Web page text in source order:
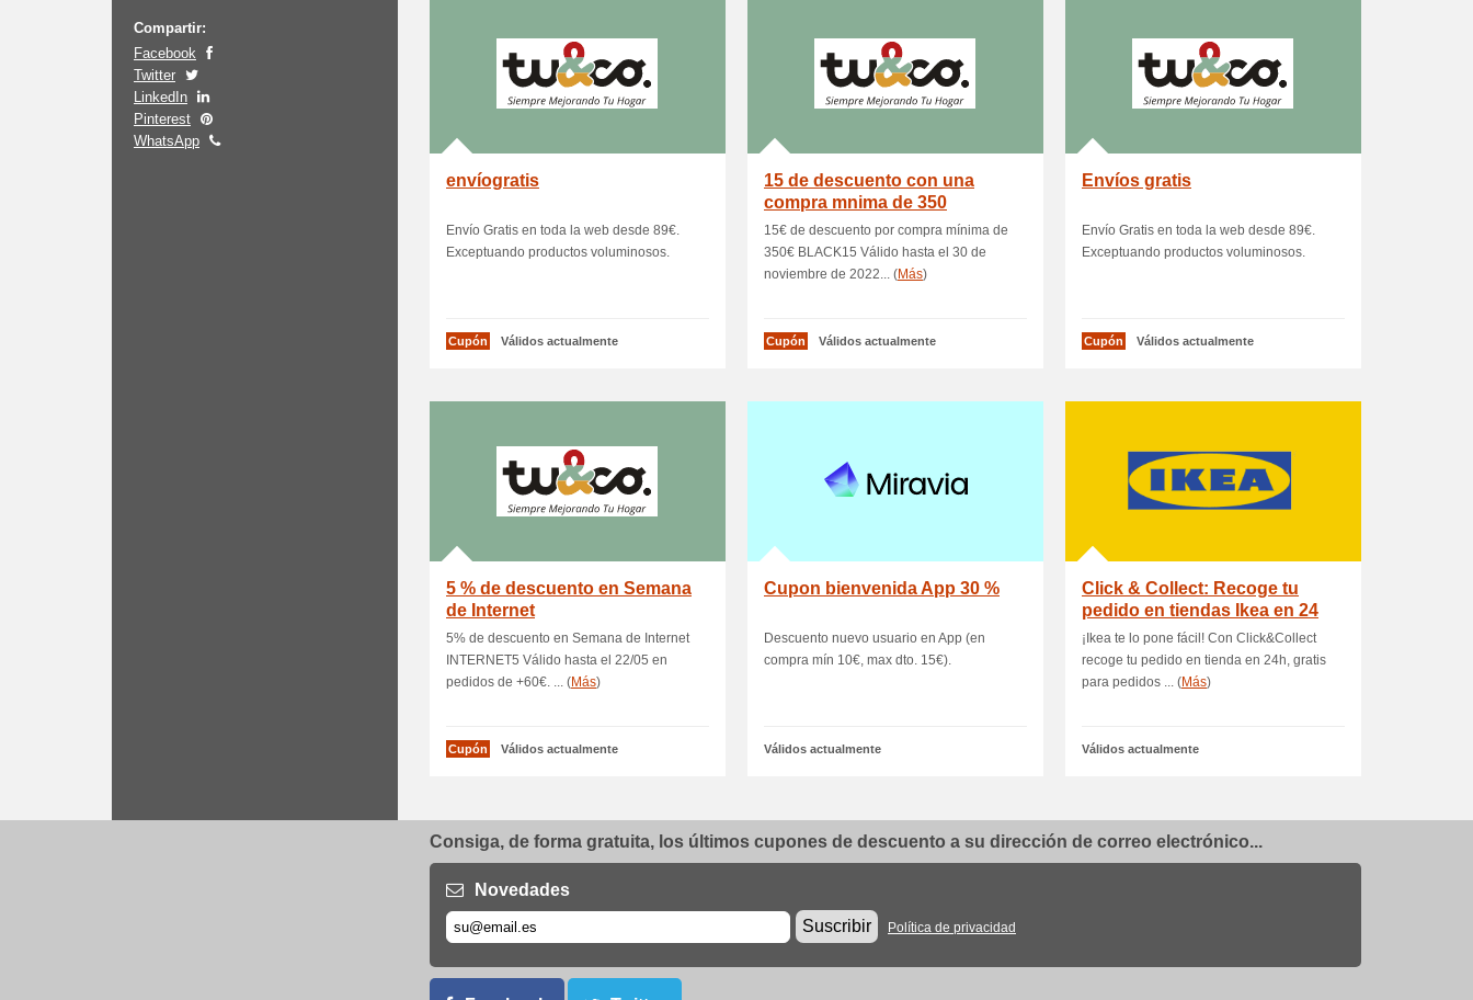
Compartir:
Facebook
Twitter
LinkedIn
Pinterest
WhatsApp
envíogratis
Envío Gratis en toda la web desde 89€.
Exceptuando productos voluminosos.
Cupón Válidos actualmente
15 de descuento con una
compra mnima de 350
15€ de descuento por compra mínima de
350€ BLACK15 Válido hasta el 30 de
noviembre de 2022... (Más)
Cupón Válidos actualmente
Envíos gratis
Envío Gratis en toda la web desde 89€.
Exceptuando productos voluminosos.
Cupón Válidos actualmente
5 % de descuento en Semana
de Internet
5% de descuento en Semana de Internet
INTERNET5 Válido hasta el 22/05 en
pedidos de +60€. ... (Más)
Cupón Válidos actualmente
Cupon bienvenida App 30 %
Descuento nuevo usuario en App (en
compra mín 10€, max dto. 15€).
Válidos actualmente
Click & Collect: Recoge tu
pedido en tiendas Ikea en 24
hor
¡Ikea te lo pone fácil! Con Click&Collect
recoge tu pedido en tienda en 24h, gratis
para pedidos ... (Más)
Válidos actualmente
Consiga, de forma gratuita, los últimos cupones de descuento a su dirección de correo electrónico...
Novedades
Suscribir
Política de privacidad